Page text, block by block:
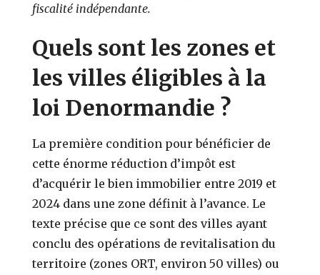
fiscalité indépendante.
Quels sont les zones et
les villes éligibles à la
loi Denormandie ?
La première condition pour bénéficier de
cette énorme réduction d’impôt est
d’acquérir le bien immobilier entre 2019 et
2024 dans une zone définit à l’avance. Le
texte précise que ce sont des villes ayant
conclu des opérations de revitalisation du
territoire (zones ORT, environ 50 villes) ou